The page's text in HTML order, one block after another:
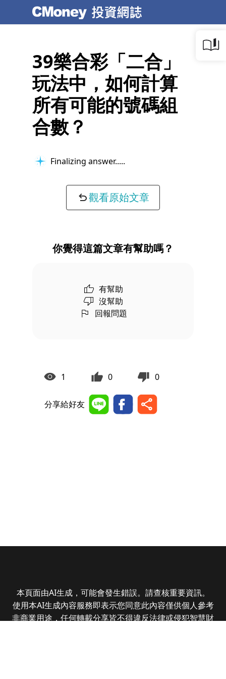
39樂合彩「二合」
玩法中，如何計算
所有可能的號碼組
合數？
Finalizing answer...
觀看原始文章
你覺得這篇文章有幫助嗎？
有幫助
沒幫助
回報問題
1 0 0
分享給好友
本頁面由AI生成，可能會發生錯誤。請查核重要資訊。
使用本AI生成內容服務即表示您同意此內容僅供個人參考
非商業用途，任何轉載分享皆不得違反法律或侵犯智慧財